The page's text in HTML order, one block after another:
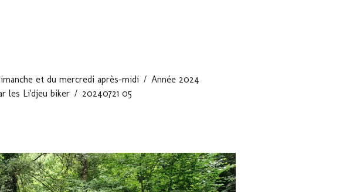
et du mercredi après-midi
Année 2024
les Li'djeu biker
20240721 05